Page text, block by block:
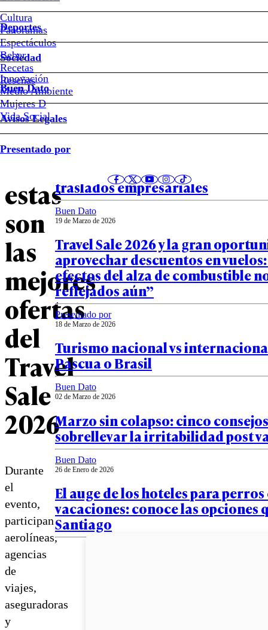
Cultura
Panoramas
Espectáculos
Beber
Recetas
Reseñas
Deportes
Sociedad
Innovación
Medio Ambiente
Mujeres D
Vida Social
Buen Dato
Avisos Legales
Presentado por
Hasta
70%
de
descuento
en
viajes:
estas
son
las
mejores
ofertas
del
Travel
Sale
2026
Durante
el
evento,
participan
aerolíneas,
agencias
de
viajes,
aseguradoras
y
Notas relacionadas
23 de Marzo de 2026
Una agencia de viajes reduce
traslados empresariales
Buen Dato
19 de Marzo de 2026
Travel Sale 2026 y la gran
aprovechar descuentos en
efectos del alza de combustible
reflejados aún”
Presentado por
18 de Marzo de 2026
Turismo nacional vs
Pascua o Brasil
Buen Dato
02 de Marzo de 2026
Marzo sin colapso: cinco
sobrellevar la irritabilidad post
Buen Dato
26 de Enero de 2026
El auge de los hoteles para perros
vacaciones: conoce las opciones
Santiago